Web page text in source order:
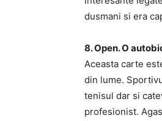
dusmani si era
8. Open. O
Aceasta carte
din lume.
tenisul dar si
profesionist.